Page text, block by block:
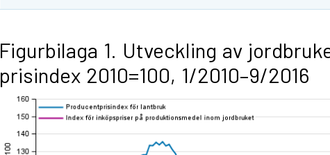
Figurbilaga 1. Utveckling av
prisindex 2010=100, 1/2010–9/2016